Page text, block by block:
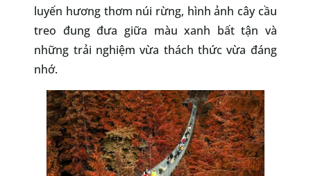
luyến hương thơm núi rừng, hình ảnh cây cầu
treo đung đưa giữa màu xanh bất tận và
những trải nghiệm vừa thách thức vừa đáng
nhớ.